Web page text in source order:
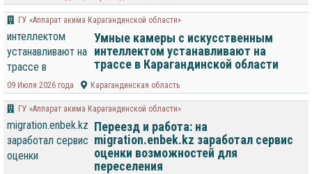
ГУ «Аппарат акима Карагандинской области»
Умные камеры с искусственным
интеллектом устанавливают на
трассе в Карагандинской области
09 Июля 2026 года Карагандинская область
ГУ «Аппарат акима Карагандинской области»
Переезд и работа: на
migration.enbek.kz заработал сервис
оценки возможностей для
переселения